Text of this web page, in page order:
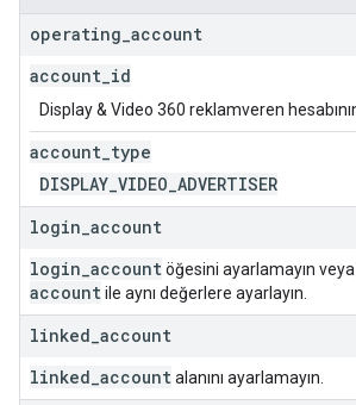
operating account
account id
Display & Video 360 reklamveren
account type
DISPLAY VIDEO ADVERTISER
login account
login accountöğesini ayarlamayın veya
accountile aynı değerlere ayarlayın.
linked account
linked accountalanını ayarlamayın.